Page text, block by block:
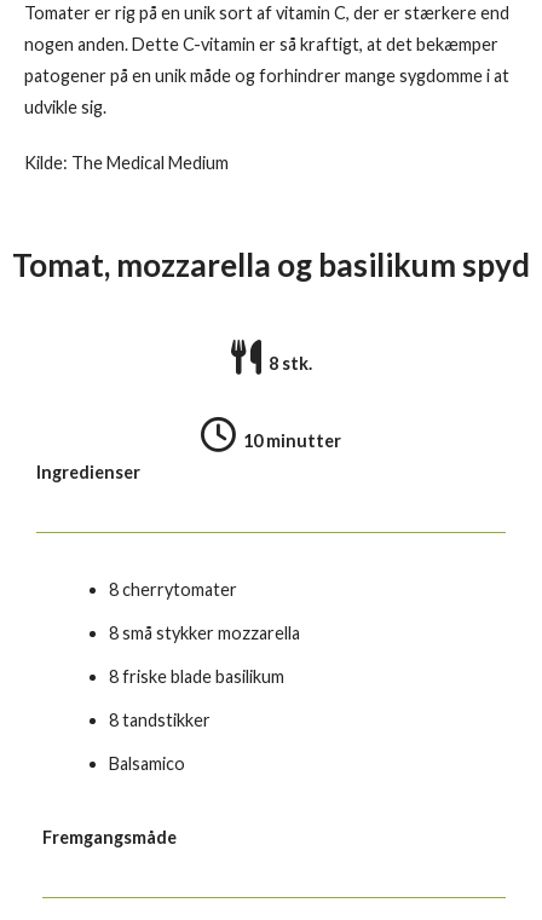
Tomater er rig på en unik sort af vitamin C, der er stærkere end
nogen anden. Dette C-vitamin er så kraftigt, at det bekæmper
patogener på en unik måde og forhindrer mange sygdomme i at
udvikle sig.
Kilde: The Medical Medium
Tomat, mozzarella og basilikum spyd
8 stk.
10 minutter
Ingredienser
8 cherrytomater
8 små stykker mozzarella
8 friske blade basilikum
8 tandstikker
Balsamico
Fremgangsmåde